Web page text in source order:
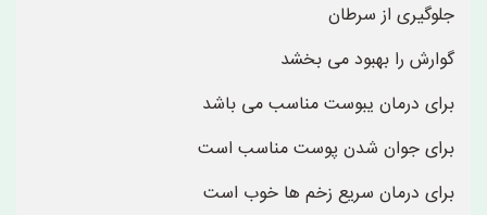
جلوگیری از سرطان
گوارش را بهبود می بخشد
برای درمان یبوست مناسب می باشد
برای جوان شدن پوست مناسب است
برای درمان سریع زخم ها خوب است